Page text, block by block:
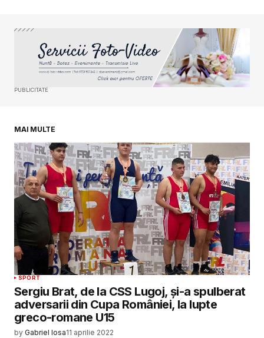
Your E-mail*
SUBMIT COMMENT
PUBLICITATE
MAI MULTE
SPORT
Sergiu Brat, de la CSS Lugoj, și-a spulberat
adversarii din Cupa României, la lupte
greco-romane U15
by Gabriel Iosa11 aprilie 2022